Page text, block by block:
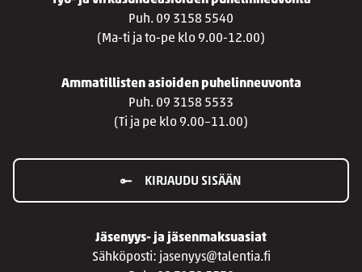
Puh. 09 3158 5540
(Ma-ti ja to-pe klo 9.00-12.00)
Ammatillisten asioiden puhelinneuvonta
Puh. 09 3158 5533
(Ti ja pe klo 9.00–11.00)
KIRJAUDU SISÄÄN
Jäsenyys- ja jäsenmaksuasiat
Sähköposti: jasenyys@talentia.fi